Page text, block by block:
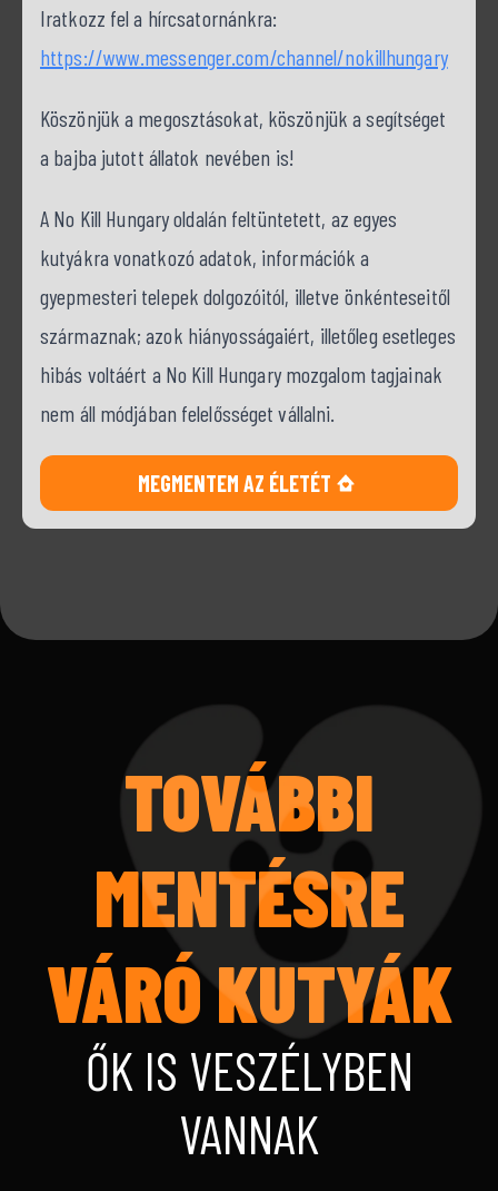
Iratkozz fel a hírcsatornánkra:
https://www.messenger.com/channel/nokillhungary
Köszönjük a megosztásokat, köszönjük a segítséget
a bajba jutott állatok nevében is!
A No Kill Hungary oldalán feltüntetett, az egyes
kutyákra vonatkozó adatok, információk a
gyepmesteri telepek dolgozóitól, illetve önkénteseitől
származnak; azok hiányosságaiért, illetőleg esetleges
hibás voltáért a No Kill Hungary mozgalom tagjainak
nem áll módjában felelősséget vállalni.
MEGMENTEM AZ ÉLETÉT
TOVÁBBI
MENTÉSRE
VÁRÓ KUTYÁK
ŐK IS VESZÉLYBEN
VANNAK